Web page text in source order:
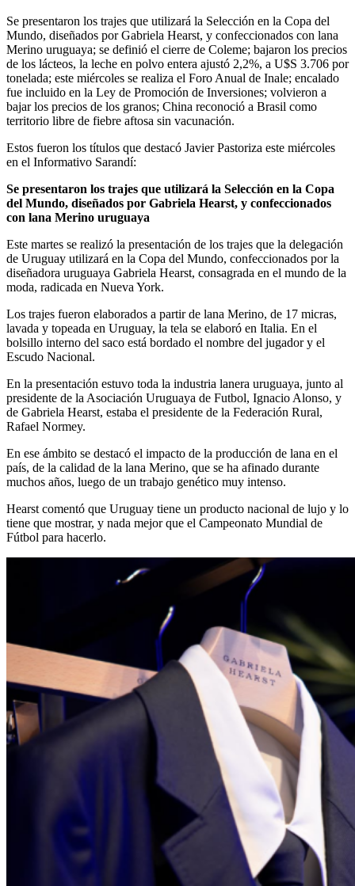
Se presentaron los trajes que utilizará la Selección en la Copa del
Mundo, diseñados por Gabriela Hearst, y confeccionados con lana
Merino uruguaya; se definió el cierre de Coleme; bajaron los precios
de los lácteos, la leche en polvo entera ajustó 2,2%, a U$S 3.706 por
tonelada; este miércoles se realiza el Foro Anual de Inale; encalado
fue incluido en la Ley de Promoción de Inversiones; volvieron a
bajar los precios de los granos; China reconoció a Brasil como
territorio libre de fiebre aftosa sin vacunación.
Estos fueron los títulos que destacó Javier Pastoriza este miércoles
en el Informativo Sarandí:
Se presentaron los trajes que utilizará la Selección en la Copa
del Mundo, diseñados por Gabriela Hearst, y confeccionados
con lana Merino uruguaya
Este martes se realizó la presentación de los trajes que la delegación
de Uruguay utilizará en la Copa del Mundo, confeccionados por la
diseñadora uruguaya Gabriela Hearst, consagrada en el mundo de la
moda, radicada en Nueva York.
Los trajes fueron elaborados a partir de lana Merino, de 17 micras,
lavada y topeada en Uruguay, la tela se elaboró en Italia. En el
bolsillo interno del saco está bordado el nombre del jugador y el
Escudo Nacional.
En la presentación estuvo toda la industria lanera uruguaya, junto al
presidente de la Asociación Uruguaya de Futbol, Ignacio Alonso, y
de Gabriela Hearst, estaba el presidente de la Federación Rural,
Rafael Normey.
En ese ámbito se destacó el impacto de la producción de lana en el
país, de la calidad de la lana Merino, que se ha afinado durante
muchos años, luego de un trabajo genético muy intenso.
Hearst comentó que Uruguay tiene un producto nacional de lujo y lo
tiene que mostrar, y nada mejor que el Campeonato Mundial de
Fútbol para hacerlo.